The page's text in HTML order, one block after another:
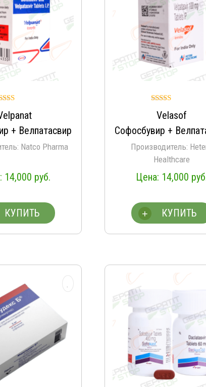
4.96
из 5
+ Велпатасвир
Natco Pharma
14,000 руб.
КУПИТЬ
5.00
из 5
Velasof
Софосбувир +
Производитель:
Healthcare
14,000
КУПИТЬ
+